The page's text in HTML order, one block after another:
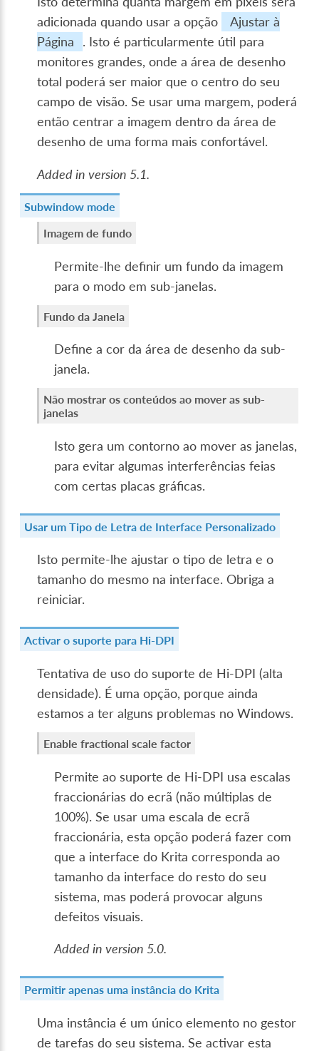
adicionada quando usar a opção
Ajustar à
Página
. Isto é particularmente útil para
monitores grandes, onde a área de desenho
total poderá ser maior que o centro do seu
campo de visão. Se usar uma margem, poderá
então centrar a imagem dentro da área de
desenho de uma forma mais confortável.
Added in version 5.1.
Subwindow mode
Imagem de fundo
Permite-lhe definir um fundo da imagem
para o modo em sub-janelas.
Fundo da Janela
Define a cor da área de desenho da sub-
janela.
Não mostrar os conteúdos ao mover as sub-
janelas
Isto gera um contorno ao mover as janelas,
para evitar algumas interferências feias
com certas placas gráficas.
Usar um Tipo de Letra de Interface Personalizado
Isto permite-lhe ajustar o tipo de letra e o
tamanho do mesmo na interface. Obriga a
reiniciar.
Activar o suporte para Hi-DPI
Tentativa de uso do suporte de Hi-DPI (alta
densidade). É uma opção, porque ainda
estamos a ter alguns problemas no Windows.
Enable fractional scale factor
Permite ao suporte de Hi-DPI usa escalas
fraccionárias do ecrã (não múltiplas de
100%). Se usar uma escala de ecrã
fraccionária, esta opção poderá fazer com
que a interface do Krita corresponda ao
tamanho da interface do resto do seu
sistema, mas poderá provocar alguns
defeitos visuais.
Added in version 5.0.
Permitir apenas uma instância do Krita
Uma instância é um único elemento no gestor
de tarefas do seu sistema. Se activar esta